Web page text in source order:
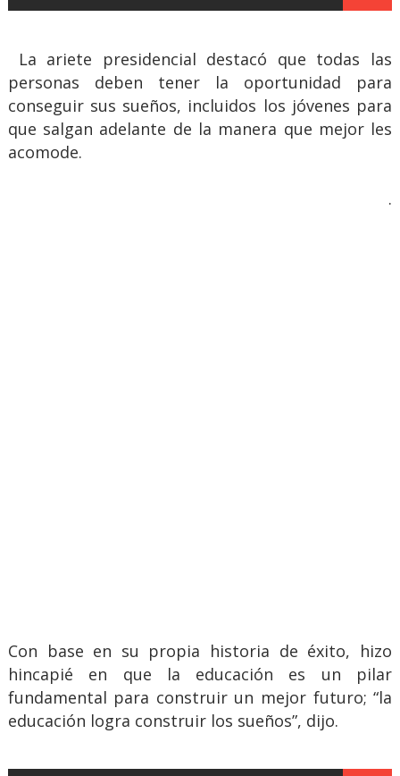
La ariete presidencial destacó que todas las
personas deben tener la oportunidad para
conseguir sus sueños, incluidos los jóvenes para
que salgan adelante de la manera que mejor les
acomode.
.
Con base en su propia historia de éxito, hizo
hincapié en que la educación es un pilar
fundamental para construir un mejor futuro; “la
educación logra construir los sueños”, dijo.